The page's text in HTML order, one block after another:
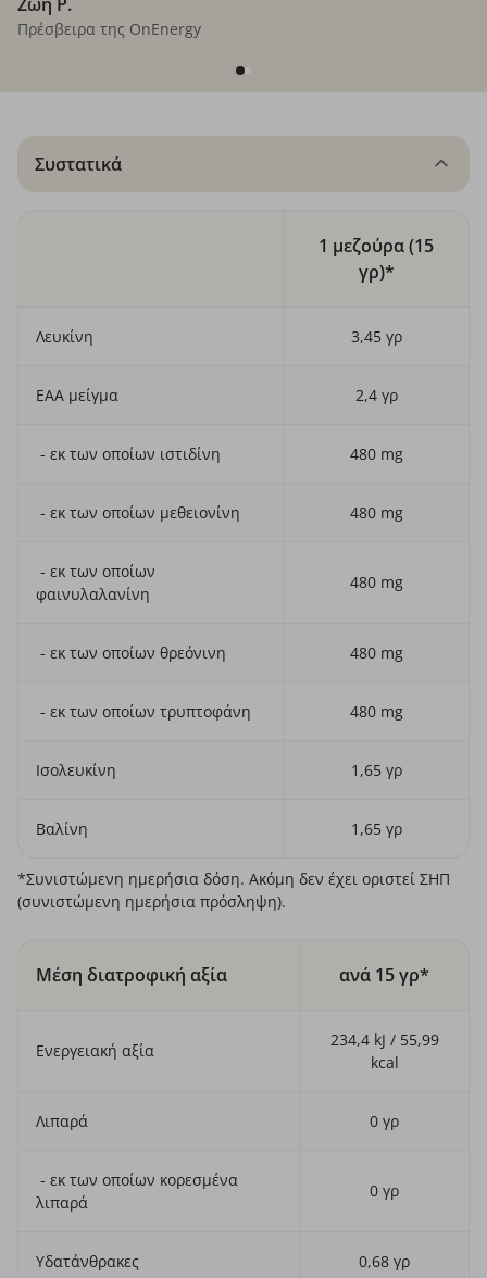
Πρέσβειρα της OnEnergy
Συστατικά
1 μεζούρα (15
γρ)*
Λευκίνη 3,45 γρ
ΕΑΑ μείγμα 2,4 γρ
- εκ των οποίων ιστιδίνη 480 mg
- εκ των οποίων μεθειονίνη 480 mg
- εκ των οποίων
φαινυλαλανίνη
480 mg
- εκ των οποίων θρεόνινη 480 mg
- εκ των οποίων τρυπτοφάνη 480 mg
Ισολευκίνη 1,65 γρ
Βαλίνη 1,65 γρ
*Συνιστώμενη ημερήσια δόση. Ακόμη δεν έχει οριστεί ΣΗΠ
(συνιστώμενη ημερήσια πρόσληψη).
Μέση διατροφική αξία ανά 15 γρ*
Ενεργειακή αξία
234,4 kJ / 55,99
kcal
Λιπαρά 0 γρ
- εκ των οποίων κορεσμένα
λιπαρά
0 γρ
Υδατάνθρακες 0,68 γρ